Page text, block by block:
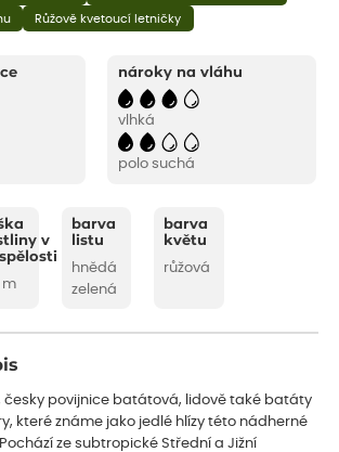
Růžově kvetoucí letničky
nároky na vláhu
vlhká
polo suchá
v
m
barva
listu
hnědá
zelená
barva
květu
růžová
česky povijnice batátová, lidově také batáty
které známe jako jedlé hlízy této nádherné
ze subtropické Střední a Jižní